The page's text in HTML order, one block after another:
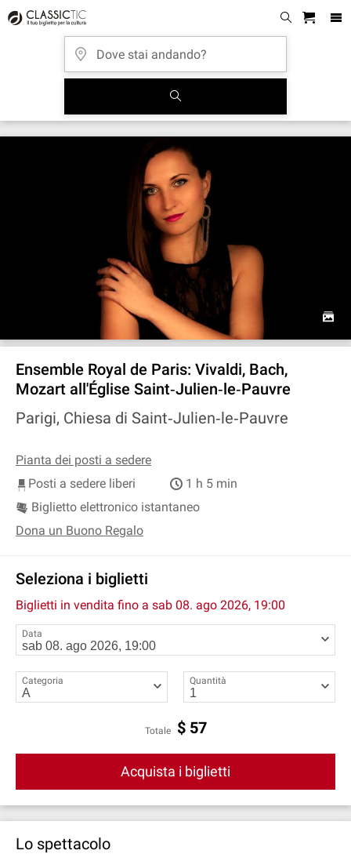
Ensemble Royal de Paris: Vivaldi, Bach,
Mozart all'Église Saint‐Julien‐le‐Pauvre
Parigi, Chiesa di Saint‐Julien‐le‐Pauvre
Pianta dei posti a sedere
Posti a sedere liberi
1 h 5 min
Biglietto elettronico istantaneo
Dona un Buono Regalo
Seleziona i biglietti
Biglietti in vendita fino a sab 08. ago 2026, 19:00
Data
Categoria Quantità
Totale $ 57
Acquista i biglietti
Lo spettacolo